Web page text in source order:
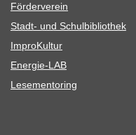
För­der­ver­ein
Stadt- und Schulbibliothek
Impro­Kul­tur
Ener­­gie-LAB
Lese­men­to­ring